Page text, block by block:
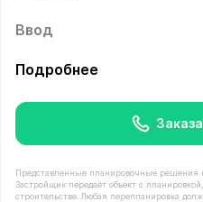
Ввод
Подробнее
Представленные планировочные решения
Застройщик передаёт объект с
строительстве. Любая перепланировка